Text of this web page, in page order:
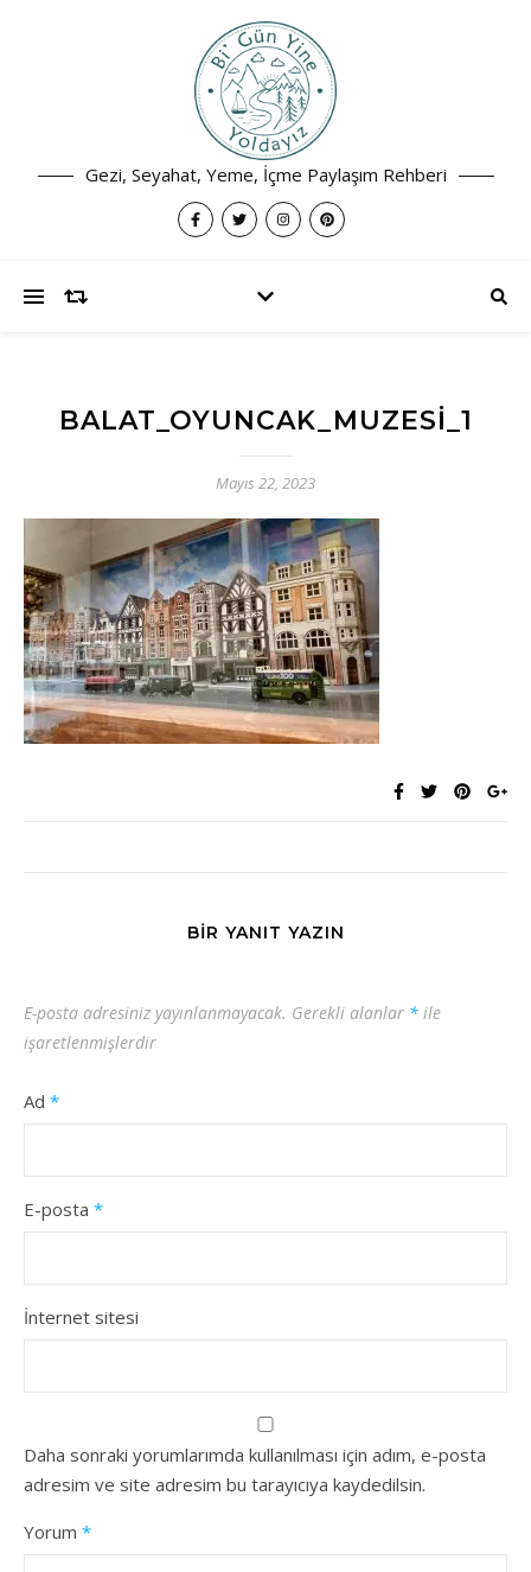
Gezi, Seyahat, Yeme, İçme Paylaşım Rehberi
BALAT_OYUNCAK_MUZESI_1
Mayıs 22, 2023
BIR YANIT YAZIN
E-posta adresiniz yayınlanmayacak. Gerekli alanlar * ile
işaretlenmişlerdir
Ad *
E-posta *
İnternet sitesi
Daha sonraki yorumlarımda kullanılması için adım, e-posta
adresim ve site adresim bu tarayıcıya kaydedilsin.
Yorum *